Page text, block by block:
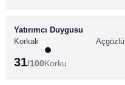
BİTCOİN HABERLERİ
ALTCOİN HABERLERİ
Yatırımcı Duygusu
Korkak
Açgözlü
31/100Korku